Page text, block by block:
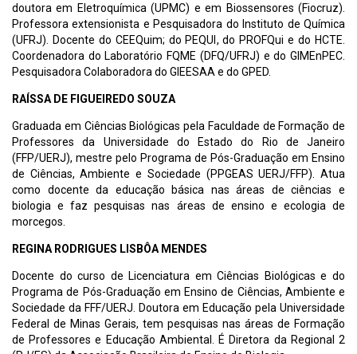
doutora em Eletroquímica (UPMC) e em Biossensores (Fiocruz).
Professora extensionista e Pesquisadora do Instituto de Química
(UFRJ). Docente do CEEQuim; do PEQUI, do PROFQui e do HCTE.
Coordenadora do Laboratório FQME (DFQ/UFRJ) e do GIMEnPEC.
Pesquisadora Colaboradora do GIEESAA e do GPED.
RAÍSSA DE FIGUEIREDO SOUZA
Graduada em Ciências Biológicas pela Faculdade de Formação de
Professores da Universidade do Estado do Rio de Janeiro
(FFP/UERJ), mestre pelo Programa de Pós-Graduação em Ensino
de Ciências, Ambiente e Sociedade (PPGEAS UERJ/FFP). Atua
como docente da educação básica nas áreas de ciências e
biologia e faz pesquisas nas áreas de ensino e ecologia de
morcegos.
REGINA RODRIGUES LISBÔA MENDES
Docente do curso de Licenciatura em Ciências Biológicas e do
Programa de Pós-Graduação em Ensino de Ciências, Ambiente e
Sociedade da FFF/UERJ. Doutora em Educação pela Universidade
Federal de Minas Gerais, tem pesquisas nas áreas de Formação
de Professores e Educação Ambiental. É Diretora da Regional 2